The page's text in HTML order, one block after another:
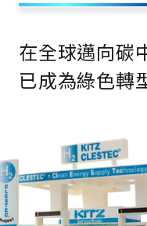
在全球邁向碳
已成為綠色轉